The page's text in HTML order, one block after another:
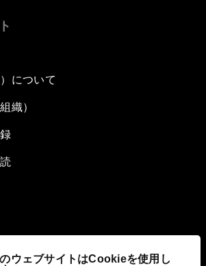
ウェブサイトはCookieを使用し
について
織）
の取り組み